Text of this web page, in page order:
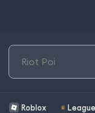
Roblox